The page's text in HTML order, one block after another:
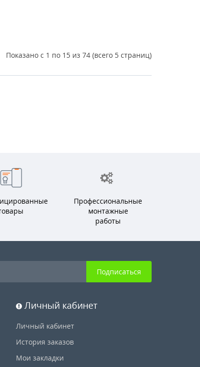
Показано с 1 по 15 из 74 (всего 5 страниц)
Профессиональные
монтажные
работы
Подписаться
Личный кабинет
Личный кабинет
История заказов
Мои закладки